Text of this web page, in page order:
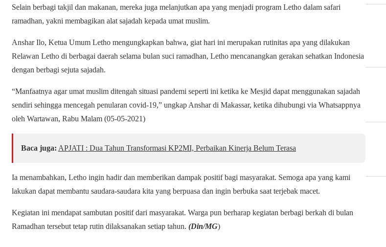
Selain berbagi takjil dan makanan, mereka juga melanjutkan apa yang menjadi program Letho dalam safari
ramadhan, yakni membagikan alat sajadah kepada umat muslim.
Anshar Ilo, Ketua Umum Letho mengungkapkan bahwa, giat hari ini merupakan rutinitas apa yang dilakukan
Relawan Letho di berbagai daerah selama bulan suci ramadhan, Letho mencanangkan gerakan sehatkan Indonesia
dengan berbagi sejuta sajadah.
“Manfaatnya agar umat muslim ditengah situasi pandemi seperti ini ketika ke Mesjid dapat menggunakan sajadah
sendiri sehingga mencegah penularan covid-19,” ungkap Anshar di Makassar, ketika dihubungi via Whatsappnya
oleh Wartawan, Rabu Malam (05-05-2021)
Baca juga: APJATI : Dua Tahun Transformasi KP2MI, Perbaikan Kinerja Belum Terasa
Ia menambahkan, Letho ingin hadir dan memberikan dampak positif bagi masyarakat. Semoga apa yang kami
lakukan dapat membantu saudara-saudara kita yang berpuasa dan ingin berbuka saat terjebak macet.
Kegiatan ini mendapat sambutan positif dari masyarakat. Warga pun berharap kegiatan berbagi berkah di bulan
Ramadhan tersebut tetap rutin dilaksanakan setiap tahun. (Din/MG)